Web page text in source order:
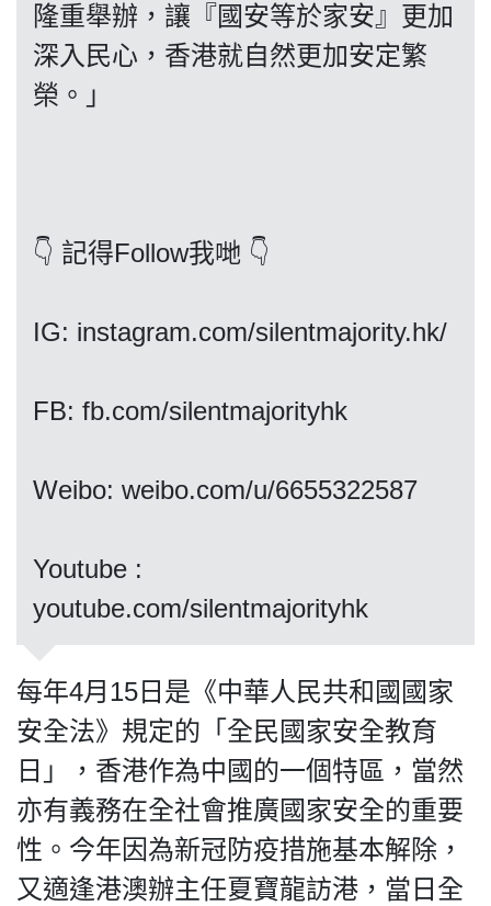
關於我們
私
隱
政
策
及
免
責
聲
隆重舉辦，讓『國安等於家安』更加
深入民心，香港就自然更加安定繁
榮。」
👇 記得Follow我哋 👇
IG: instagram.com/silentmajority.hk/
FB: fb.com/silentmajorityhk
Weibo: weibo.com/u/6655322587
Youtube :
youtube.com/silentmajorityhk
每年4月15日是《中華人民共和國國家
安全法》規定的「全民國家安全教育
日」，香港作為中國的一個特區，當然
亦有義務在全社會推廣國家安全的重要
性。今年因為新冠防疫措施基本解除，
又適逢港澳辦主任夏寶龍訪港，當日全